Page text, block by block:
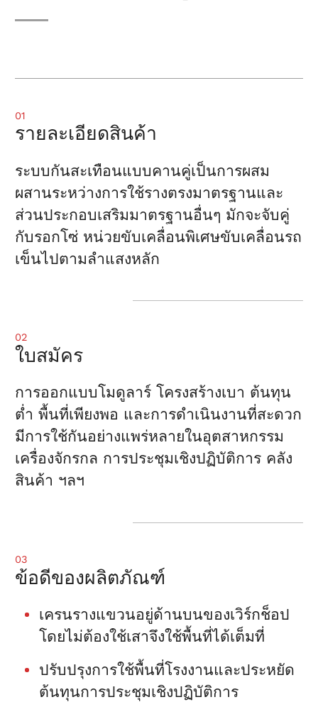
01
รายละเอียดสินค้า
ระบบกันสะเทือนแบบคานคู่เป็นการผสม
ผสานระหว่างการใช้รางตรงมาตรฐานและ
ส่วนประกอบเสริมมาตรฐานอื่นๆ มักจะจับคู่
กับรอกโซ่ หน่วยขับเคลื่อนพิเศษขับเคลื่อนรถ
เข็นไปตามลำแสงหลัก
02
ใบสมัคร
การออกแบบโมดูลาร์ โครงสร้างเบา ต้นทุน
ต่ำ พื้นที่เพียงพอ และการดำเนินงานที่สะดวก
มีการใช้กันอย่างแพร่หลายในอุตสาหกรรม
เครื่องจักรกล การประชุมเชิงปฏิบัติการ คลัง
สินค้า ฯลฯ
03
ข้อดีของผลิตภัณฑ์
เครนรางแขวนอยู่ด้านบนของเวิร์กช็อป
โดยไม่ต้องใช้เสาจึงใช้พื้นที่ได้เต็มที่
ปรับปรุงการใช้พื้นที่โรงงานและประหยัด
ต้นทุนการประชุมเชิงปฏิบัติการ